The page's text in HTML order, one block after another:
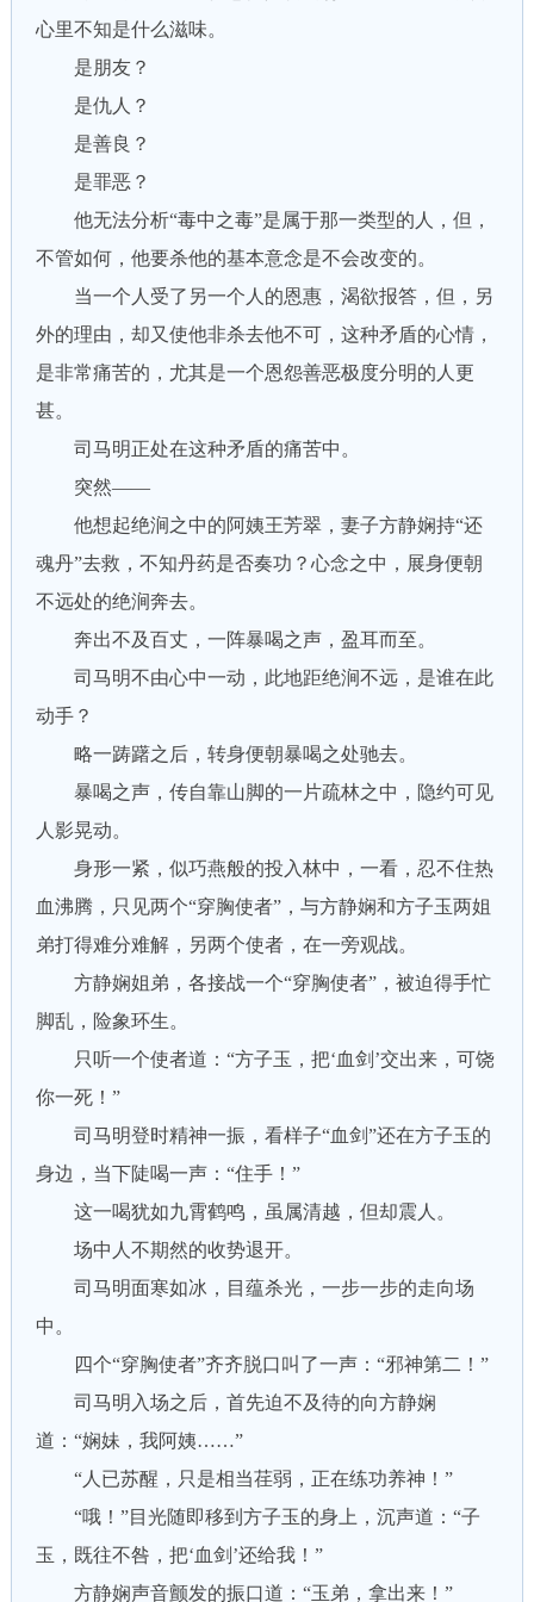
心里不知是什么滋味。
是朋友？
是仇人？
是善良？
是罪恶？
他无法分析“毒中之毒”是属于那一类型的人，但，
不管如何，他要杀他的基本意念是不会改变的。
当一个人受了另一个人的恩惠，渴欲报答，但，另
外的理由，却又使他非杀去他不可，这种矛盾的心情，
是非常痛苦的，尤其是一个恩怨善恶极度分明的人更
甚。
司马明正处在这种矛盾的痛苦中。
突然——
他想起绝涧之中的阿姨王芳翠，妻子方静娴持“还
魂丹”去救，不知丹药是否奏功？心念之中，展身便朝
不远处的绝涧奔去。
奔出不及百丈，一阵暴喝之声，盈耳而至。
司马明不由心中一动，此地距绝涧不远，是谁在此
动手？
略一踌躇之后，转身便朝暴喝之处驰去。
暴喝之声，传自靠山脚的一片疏林之中，隐约可见
人影晃动。
身形一紧，似巧燕般的投入林中，一看，忍不住热
血沸腾，只见两个“穿胸使者”，与方静娴和方子玉两姐
弟打得难分难解，另两个使者，在一旁观战。
方静娴姐弟，各接战一个“穿胸使者”，被迫得手忙
脚乱，险象环生。
只听一个使者道：“方子玉，把‘血剑’交出来，可饶
你一死！”
司马明登时精神一振，看样子“血剑”还在方子玉的
身边，当下陡喝一声：“住手！”
这一喝犹如九霄鹤鸣，虽属清越，但却震人。
场中人不期然的收势退开。
司马明面寒如冰，目蕴杀光，一步一步的走向场
中。
四个“穿胸使者”齐齐脱口叫了一声：“邪神第二！”
司马明入场之后，首先迫不及待的向方静娴
道：“娴妹，我阿姨……”
“人已苏醒，只是相当荏弱，正在练功养神！”
“哦！”目光随即移到方子玉的身上，沉声道：“子
玉，既往不咎，把‘血剑’还给我！”
方静娴声音颤发的振口道：“玉弟，拿出来！”